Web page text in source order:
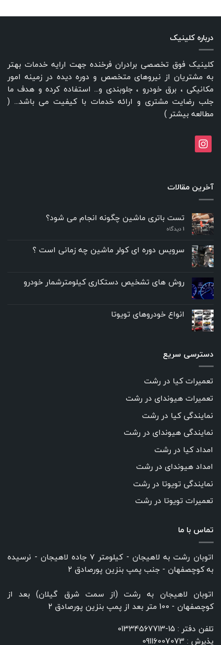
درباره کلینیک
کلینیک فوق تخصصی برادران فرخنده جهت ارایه خدمات بهتر
به مشتریان از نیروهای متخصص و دوره دیده در زمینه امور
مکانیکی ، برق خودرو ، جلوبندی و... استفاده کرده و هدف ما
جلب رضایت مشتری و ارائه خدمات با کیفیت می باشد... (
مطالعه بیشتر )
instagram
آخرین مقالات
تست باتری ماشین چگونه انجام می شود؟
۱ دیدگاه
سرویس دوره ای کولر ماشین چه زمانی است ؟
روش های تشخیص دستکاری کیلومترشمار خودرو
انواع خودروهای تویوتا
دسترسی سریع
تعمیرات کیا در رشت
تعمیرات هیوندای در رشت
نمایندگی کیا در رشت
نمایندگی هیوندای در رشت
امداد کیا در رشت
امداد هیوندای در رشت
نمایندگی تویوتا در رشت
تعمیرات تویوتا در رشت
تماس با ما
اتوبان رشت به لاهیجان - کیلومتر ۷ جاده لاهیجان - نرسیده
به کوچصفهان - جنب پمپ بنزین پورصادق ۲
اتوبان لاهیجان به رشت (از سمت شرق گیلان) بعد از
کوچصفهان - 100 متر بعد از پمپ بنزین پورصادق ۲
تلفن دفتر : 15-01334567713
پذیرش : 09116007073